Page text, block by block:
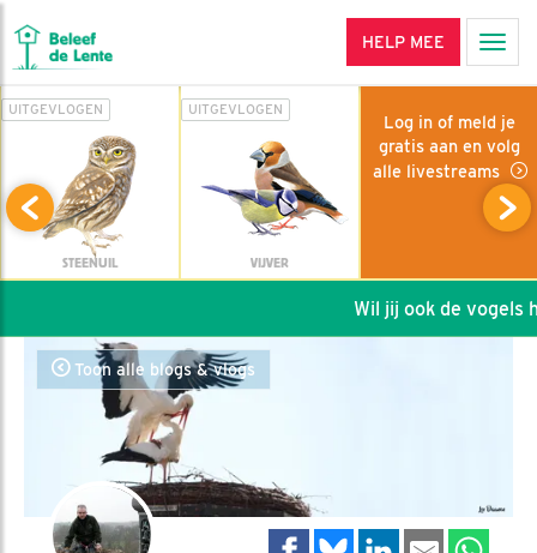
HELP MEE
UITGEVLOGEN
STEENUIL
UITGEVLOGEN
VIJVER
Log in of meld je
gratis aan en volg
alle livestreams
Wil jij ook de vogels
Toon alle blogs & vlogs